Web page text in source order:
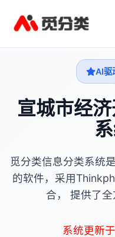
AI驱
宣城市经
觅分类信息分类系统
的软件，采用
合， 提供了全
系统更新